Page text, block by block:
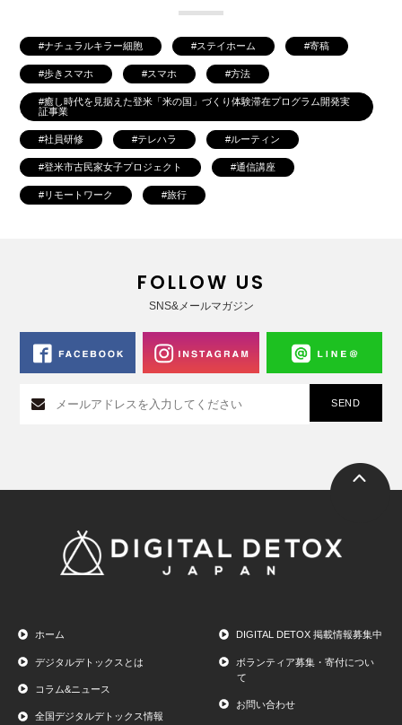
ナチュラルキラー細胞 ステイホーム 寄稿
歩きスマホ スマホ 方法
癒し時代を見据えた登米「米の国」づくり体験滞在プログラム開発実
証事業
社員研修 テレハラ ルーティン
登米市古民家女子プロジェクト 通信講座
リモートワーク 旅行
FOLLOW US
SNS&メールマガジン
ホーム
デジタルデトックスとは
コラム&ニュース
全国デジタルデトックス情報
DIGITAL DETOX 掲載情報募集中
ボランティア募集・寄付につい
て
お問い合わせ